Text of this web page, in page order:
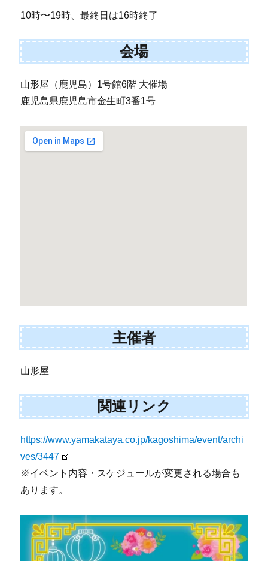
10時〜19時、最終日は16時終了
会場
山形屋（鹿児島）1号館6階 大催場
鹿児島県鹿児島市金生町3番1号
主催者
山形屋
関連リンク
https://www.yamakataya.co.jp/kagoshima/event/archi
ves/3447
※イベント内容・スケジュールが変更される場合も
あります。